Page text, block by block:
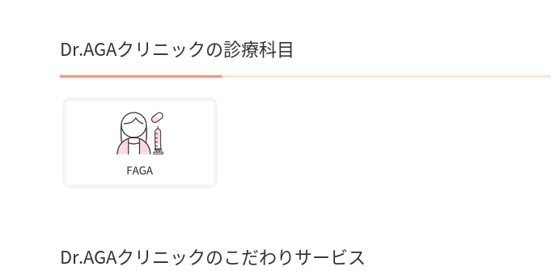
Dr.AGAクリニックの診療科目
Dr.AGAクリニックのこだわりサービス